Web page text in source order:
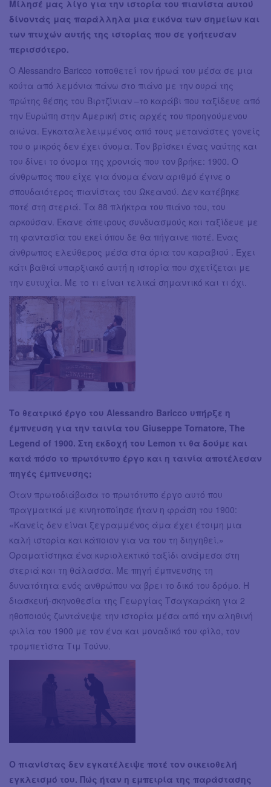
Μίλησέ μας λίγο για την ιστορία του πιανίστα αυτού
δίνοντάς μας παράλληλα μια εικόνα των σημείων και
των πτυχών αυτής της ιστορίας που σε γοήτευσαν
περισσότερο.
Ο Alessandro Baricco τοποθετεί τον ήρωά του μέσα σε μια
κούτα από λεμόνια πάνω στο πιάνο με την ουρά της
πρώτης θέσης του Βιρτζίνιαν –το καράβι που ταξίδευε από
την Ευρώπη στην Αμερική στις αρχές του προηγούμενου
αιώνα. Εγκαταλελειμμένος από τους μετανάστες γονείς
του ο μικρός δεν έχει όνομα. Τον βρίσκει ένας ναύτης και
του δίνει το όνομα της χρονιάς που τον βρήκε: 1900. Ο
άνθρωπος που είχε για όνομα έναν αριθμό έγινε ο
σπουδαιότερος πιανίστας του Ωκεανού. Δεν κατέβηκε
ποτέ στη στεριά. Τα 88 πλήκτρα του πιάνο του, του
αρκούσαν. Έκανε άπειρους συνδυασμούς και ταξίδευε με
τη φαντασία του εκεί όπου δε θα πήγαινε ποτέ. Ένας
άνθρωπος ελεύθερος μέσα στα όρια του καραβιού . Έχει
κάτι βαθιά υπαρξιακό αυτή η ιστορία που σχετίζεται με
την ευτυχία. Με το τι είναι τελικά σημαντικό και τι όχι.
Το θεατρικό έργο του Alessandro Baricco υπήρξε η
έμπνευση για την ταινία του Giuseppe Tornatore, The
Legend of 1900. Στη εκδοχή του Lemon τι θα δούμε και
κατά πόσο το πρωτότυπο έργο και η ταινία αποτέλεσαν
πηγές έμπνευσης;
Όταν πρωτοδιάβασα το πρωτότυπο έργο αυτό που
πραγματικά με κινητοποίησε ήταν η φράση του 1900:
«Κανείς δεν είναι ξεγραμμένος άμα έχει έτοιμη μια
καλή ιστορία και κάποιον για να του τη διηγηθεί.»
Οραματίστηκα ένα κυριολεκτικό ταξίδι ανάμεσα στη
στεριά και τη θάλασσα. Με πηγή έμπνευσης τη
δυνατότητα ενός ανθρώπου να βρει το δικό του δρόμο. Η
διασκευή-σκηνοθεσία της Γεωργίας Τσαγκαράκη για 2
ηθοποιούς ζωντάνεψε την ιστορία μέσα από την αληθινή
φιλία του 1900 με τον ένα και μοναδικό του φίλο, τον
τρομπετίστα Τιμ Τούνυ.
Ο πιανίστας δεν εγκατέλειψε ποτέ τον οικειοθελή
εγκλεισμό του. Πώς ήταν η εμπειρία της παράστασης